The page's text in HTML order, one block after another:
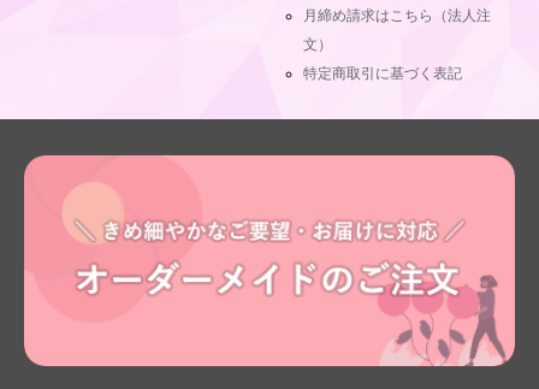
月締め請求はこちら（法人注
文）
特定商取引に基づく表記